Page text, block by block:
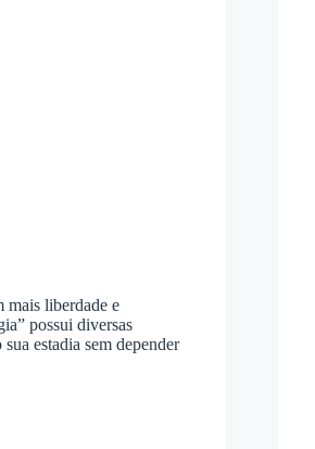
mais liberdade e
possui diversas
estadia sem depender